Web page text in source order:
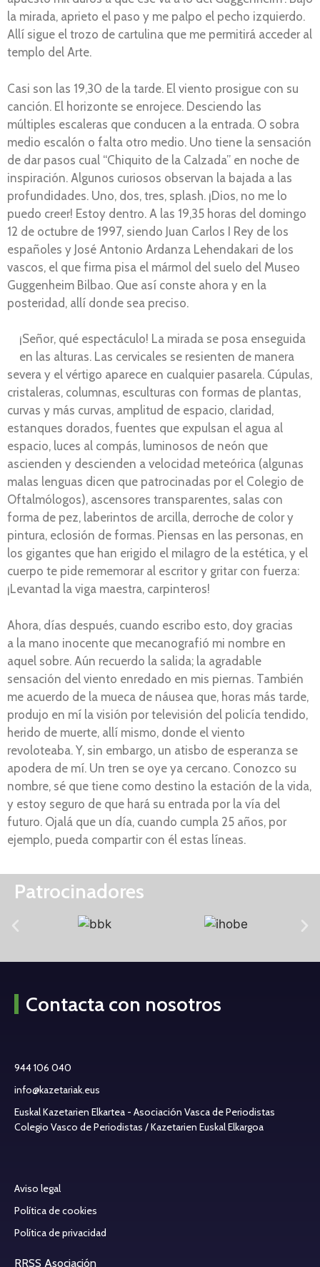
la mirada, aprieto el paso y me palpo el pecho izquierdo.
Allí sigue el trozo de cartulina que me permitirá acceder al
templo del Arte.
Casi son las 19,30 de la tarde. El viento prosigue con su
canción. El horizonte se enrojece. Desciendo las
múltiples escaleras que conducen a la entrada. O sobra
medio escalón o falta otro medio. Uno tiene la sensación
de dar pasos cual “Chiquito de la Calzada” en noche de
inspiración. Algunos curiosos observan la bajada a las
profundidades. Uno, dos, tres, splash. ¡Dios, no me lo
puedo creer! Estoy dentro. A las 19,35 horas del domingo
12 de octubre de 1997, siendo Juan Carlos I Rey de los
españoles y José Antonio Ardanza Lehendakari de los
vascos, el que firma pisa el mármol del suelo del Museo
Guggenheim Bilbao. Que así conste ahora y en la
posteridad, allí donde sea preciso.
¡Señor, qué espectáculo! La mirada se posa enseguida
en las alturas. Las cervicales se resienten de manera
severa y el vértigo aparece en cualquier pasarela. Cúpulas,
cristaleras, columnas, esculturas con formas de plantas,
curvas y más curvas, amplitud de espacio, claridad,
estanques dorados, fuentes que expulsan el agua al
espacio, luces al compás, luminosos de neón que
ascienden y descienden a velocidad meteórica (algunas
malas lenguas dicen que patrocinadas por el Colegio de
Oftalmólogos), ascensores transparentes, salas con
forma de pez, laberintos de arcilla, derroche de color y
pintura, eclosión de formas. Piensas en las personas, en
los gigantes que han erigido el milagro de la estética, y el
cuerpo te pide rememorar al escritor y gritar con fuerza:
¡Levantad la viga maestra, carpinteros!
Ahora, días después, cuando escribo esto, doy gracias
a la mano inocente que mecanografió mi nombre en
aquel sobre. Aún recuerdo la salida; la agradable
sensación del viento enredado en mis piernas. También
me acuerdo de la mueca de náusea que, horas más tarde,
produjo en mí la visión por televisión del policía tendido,
herido de muerte, allí mismo, donde el viento
revoloteaba. Y, sin embargo, un atisbo de esperanza se
apodera de mí. Un tren se oye ya cercano. Conozco su
nombre, sé que tiene como destino la estación de la vida,
y estoy seguro de que hará su entrada por la vía del
futuro. Ojalá que un día, cuando cumpla 25 años, por
ejemplo, pueda compartir con él estas líneas.
Patrocinadores
Contacta con nosotros
944 106 040
info@kazetariak.eus
Euskal Kazetarien Elkartea - Asociación Vasca de Periodistas
Colegio Vasco de Periodistas / Kazetarien Euskal Elkargoa
Aviso legal
Política de cookies
Política de privacidad
RRSS Asociación